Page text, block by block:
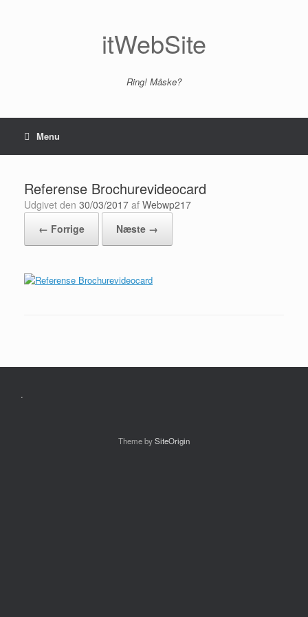
itWebSite
Ring! Måske?
Menu
Referense Brochurevideocard
Udgivet den 30/03/2017 af Webwp217
← Forrige
Næste →
.
Theme bySiteOrigin